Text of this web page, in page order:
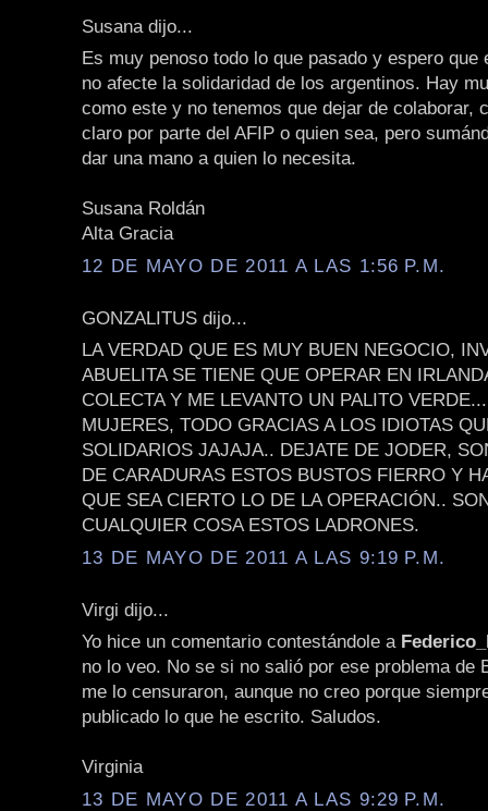
Susana dijo...
Es muy penoso todo lo que pasado y espero que
no afecte la solidaridad de los argentinos. Hay
como este y no tenemos que dejar de colaborar,
claro por parte del AFIP o quien sea, pero
dar una mano a quien lo necesita.
Susana Roldán
Alta Gracia
12 DE MAYO DE 2011 A LAS 1:56 P.M.
GONZALITUS dijo...
LA VERDAD QUE ES MUY BUEN NEGOCIO,
ABUELITA SE TIENE QUE OPERAR EN
COLECTA Y ME LEVANTO UN PALITO
MUJERES, TODO GRACIAS A LOS IDIOTAS
SOLIDARIOS JAJAJA.. DEJATE DE JODER,
DE CARADURAS ESTOS BUSTOS FIERRO Y
QUE SEA CIERTO LO DE LA OPERACIÓN..
CUALQUIER COSA ESTOS LADRONES.
13 DE MAYO DE 2011 A LAS 9:19 P.M.
Virgi dijo...
Yo hice un comentario contestándole a
no lo veo. No se si no salió por ese problema de
me lo censuraron, aunque no creo porque
publicado lo que he escrito. Saludos.
Virginia
13 DE MAYO DE 2011 A LAS 9:29 P.M.